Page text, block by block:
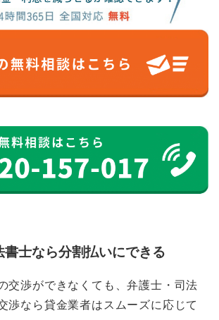
書士なら分割払いにできる
交渉ができなくても、弁護士・司法
渉なら貸金業者はスムーズに応じて